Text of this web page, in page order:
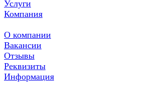
Услуги
Компания
О компании
Вакансии
Отзывы
Реквизиты
Информация